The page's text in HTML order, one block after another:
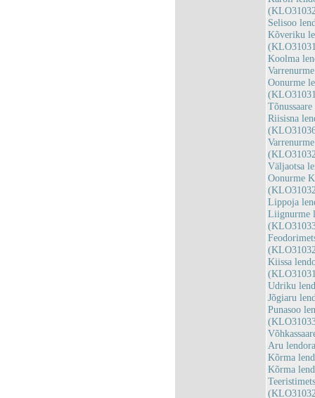
Selisoo
Kõveriku
Koolma
Oonurme
Riisisna
Väljaotsa
Oonurme
Lippoja
Liignurme
Kiissa
Udriku
Jõgiaru
Punasoo
Aru
Kõrma
Kõrma